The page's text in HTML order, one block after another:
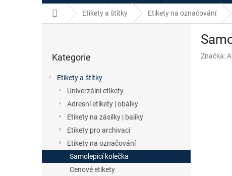
Domů Etikety a štítky Etikety na označování
n
e
kategorie
Kategorie
Etikety a štítky
Univerzální etikety
Adresní etikety | obálky
Etikety na zásilky | balíky
Etikety pro archivaci
Etikety na označování
Samolepicí kolečka
Cenové etikety
Značka: